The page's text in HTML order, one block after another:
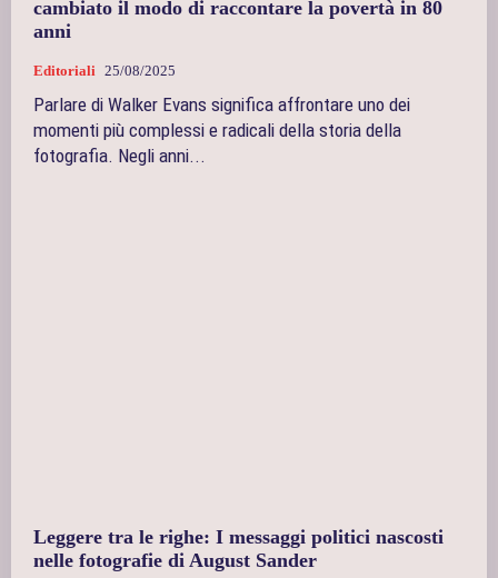
cambiato il modo di raccontare la povertà in 80
anni
Editoriali 25/08/2025
Parlare di Walker Evans significa affrontare uno dei
momenti più complessi e radicali della storia della
fotografia. Negli anni...
Leggere tra le righe: I messaggi politici nascosti
nelle fotografie di August Sander